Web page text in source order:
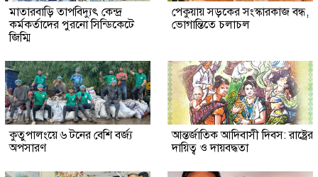
মাতারবাড়ি তাপবিদ্যুৎ কেন্দ্র
কর্মকর্তাদের পুরনো সিন্ডিকেটে
জিম্মি
পেকুয়ায় সড়কের সংস্কারকাজ বন্ধ,
ভোগান্তিতে চলাচল
কুতুপালংয়ে ৬ টনের বেশি বর্জ্য
অপসারণ
আন্তর্জাতিক আদিবাসী দিবস: রাষ্ট্রের
দায়িত্ব ও দায়বদ্ধতা